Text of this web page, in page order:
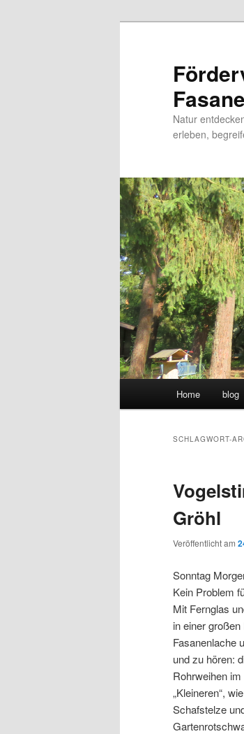
Natur
erleben,
Home blog
SCHLAGWORT-
Gröhl
Veröffentlicht am
Sonntag
Kein Problem
Mit Fernglas
in einer
Fasanenlache
und zu hören:
Rohrweihen
„Kleineren“,
Schafstelze